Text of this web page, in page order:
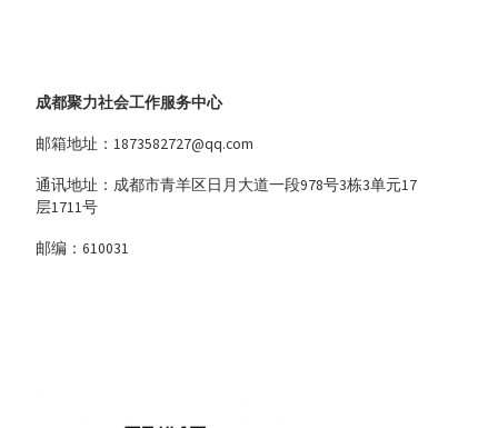
成都聚力社会工作服务中心
邮箱地址：1873582727@qq.com
通讯地址：成都市青羊区日月大道一段978号3栋3单元17
层1711号
邮编：610031